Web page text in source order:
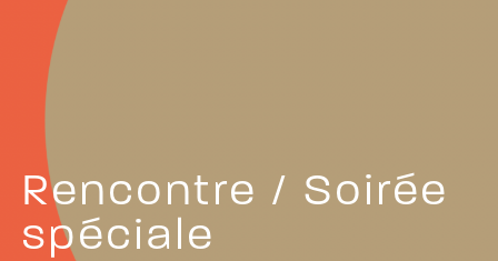
Rencontre / Soirée
spéciale